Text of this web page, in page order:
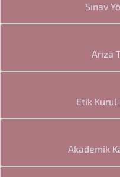
Sınav
Arıza
Etik Kurul
Akademik